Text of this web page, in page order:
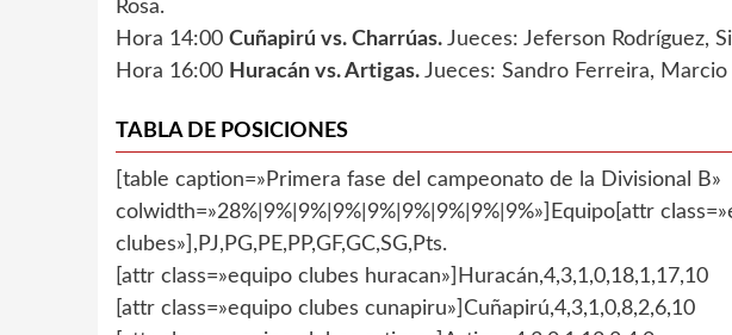
Rosa.
Hora 14:00 Cuñapirú vs. Charrúas. Jueces: Jeferson Rodríguez,
Hora 16:00 Huracán vs. Artigas. Jueces: Sandro Ferreira,
TABLA DE POSICIONES
[table caption=»Primera fase del campeonato de la Divisional B»
colwidth=»28%|9%|9%|9%|9%|9%|9%|9%|9%»]Equipo[attr
clubes»],PJ,PG,PE,PP,GF,GC,SG,Pts.
[attr class=»equipo clubes huracan»]Huracán,4,3,1,0,18,1,17,10
[attr class=»equipo clubes cunapiru»]Cuñapirú,4,3,1,0,8,2,6,10